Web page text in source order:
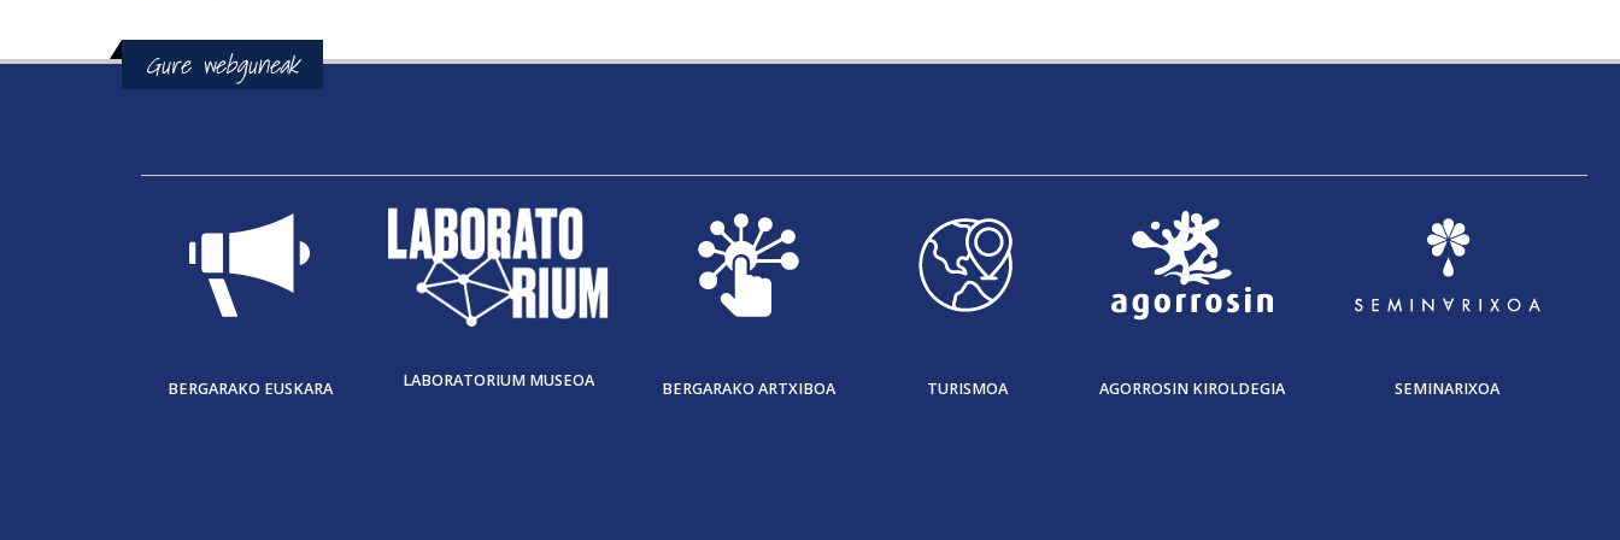
Gure webguneak
BERGARAKO EUSKARA LABORATORIUM MUSEOA BERGARAKO ARTXIBOA TURISMOA AGORROSIN KIROLDEGIA SEMINARIXOA